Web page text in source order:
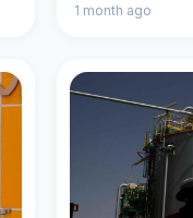
1 month ago